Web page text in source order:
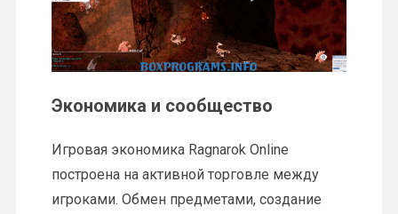
Экономика и сообщество
Игровая экономика Ragnarok Online
построена на активной торговле между
игроками. Обмен предметами, создание